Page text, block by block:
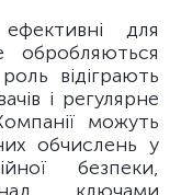
для
обробляються
відіграють
і регулярне
можуть
обчислень у
безпеки,